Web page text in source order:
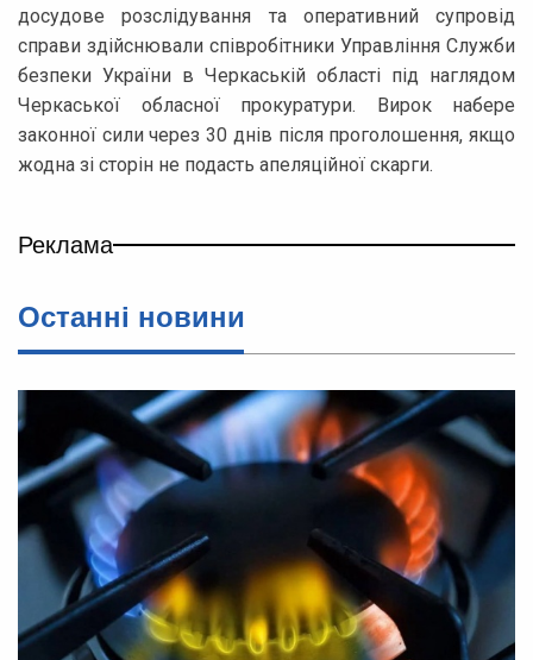
досудове розслідування та оперативний супровід
справи здійснювали співробітники Управління Служби
безпеки України в Черкаській області під наглядом
Черкаської обласної прокуратури. Вирок набере
законної сили через 30 днів після проголошення, якщо
жодна зі сторін не подасть апеляційної скарги.
Реклама
Останні новини